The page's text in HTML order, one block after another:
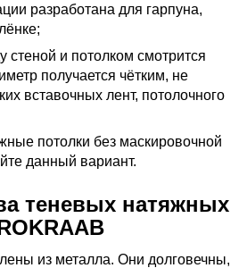
разработана для гарпуна,
стеной и потолком смотрится
получается чётким, не
вставочных лент, потолочного
потолки без маскировочной
данный вариант.
теневых натяжных
из металла. Они долговечны,